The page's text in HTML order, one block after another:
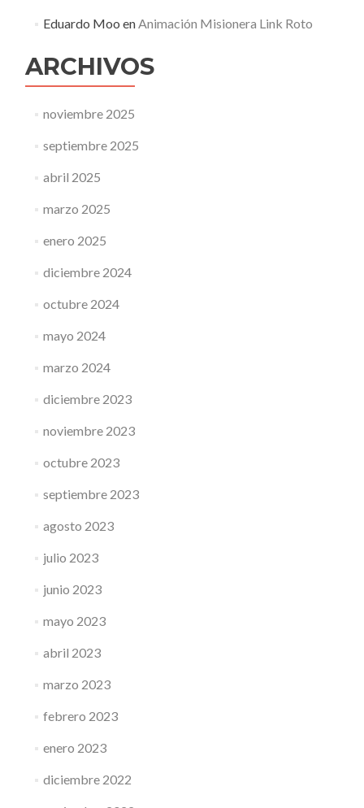
Eduardo Moo enAnimación Misionera Link Roto
ARCHIVOS
noviembre 2025
septiembre 2025
abril 2025
marzo 2025
enero 2025
diciembre 2024
octubre 2024
mayo 2024
marzo 2024
diciembre 2023
noviembre 2023
octubre 2023
septiembre 2023
agosto 2023
julio 2023
junio 2023
mayo 2023
abril 2023
marzo 2023
febrero 2023
enero 2023
diciembre 2022